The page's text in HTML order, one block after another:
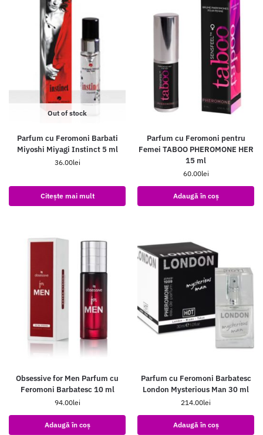
Out of stock
Parfum cu Feromoni Barbati
Miyoshi Miyagi Instinct 5 ml
36.00lei
Citește mai mult
Parfum cu Feromoni pentru
Femei TABOO PHEROMONE HER
15 ml
60.00lei
Adaugă în coș
Obsessive for Men Parfum cu
Feromoni Barbatesc 10 ml
94.00lei
Adaugă în coș
Parfum cu Feromoni Barbatesc
London Mysterious Man 30 ml
214.00lei
Adaugă în coș